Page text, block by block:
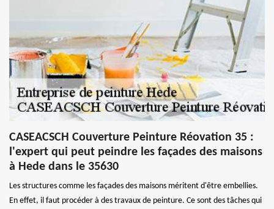
CASEACSCH Couverture Peinture Réovation 35 :
l'expert qui peut peindre les façades des maisons
à Hede dans le 35630
Les structures comme les façades des maisons méritent d'être embellies.
En effet, il faut procéder à des travaux de peinture. Ce sont des tâches qui